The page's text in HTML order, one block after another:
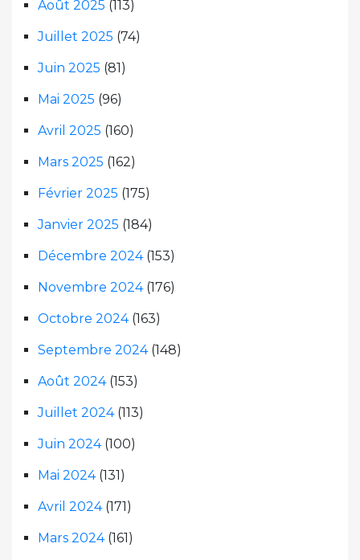
Août 2025 (113)
Juillet 2025 (74)
Juin 2025 (81)
Mai 2025 (96)
Avril 2025 (160)
Mars 2025 (162)
Février 2025 (175)
Janvier 2025 (184)
Décembre 2024(153)
Novembre 2024(176)
Octobre 2024(163)
Septembre 2024(148)
Août 2024(153)
Juillet 2024(113)
Juin 2024(100)
Mai 2024(131)
Avril 2024(171)
Mars 2024(161)